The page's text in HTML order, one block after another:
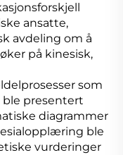
ansatte,
avdeling om å
på kinesisk,
som
presentert
diagrammer
ble
vurderinger